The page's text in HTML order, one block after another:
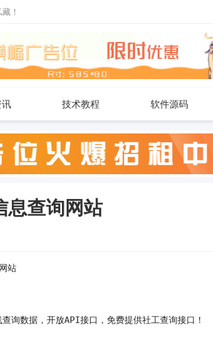
！
技术教程 软件源码
息查询网站
站
询数据，开放API接口，免费提供社工查询接口！